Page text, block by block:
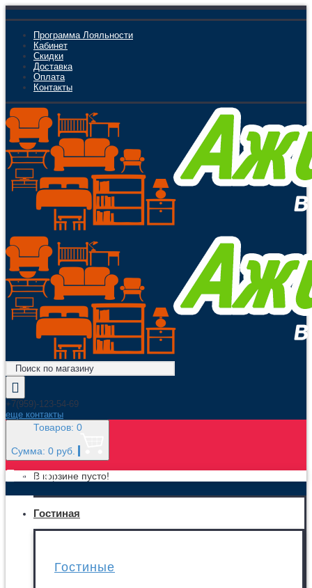
Программа Лояльности
Кабинет
Скидки
Доставка
Оплата
Контакты
+7(959)-123-54-69
еще контакты
Товаров: 0
Сумма: 0 руб.
В корзине пусто!
МЕНЮ
Гостиная
Гостиные